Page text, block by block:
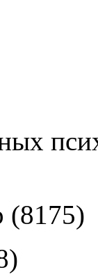
(8175)